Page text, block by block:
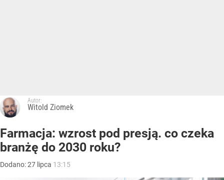
Autor:
Witold Ziomek
Farmacja: wzrost pod presją. co czeka
branżę do 2030 roku?
Dodano:27 lipca 13:15